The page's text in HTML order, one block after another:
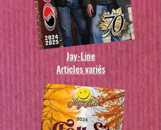
Jay-Line
Articles variés